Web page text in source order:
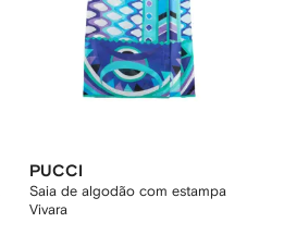
PUCCI
Saia de algodão com estampa
Vivara